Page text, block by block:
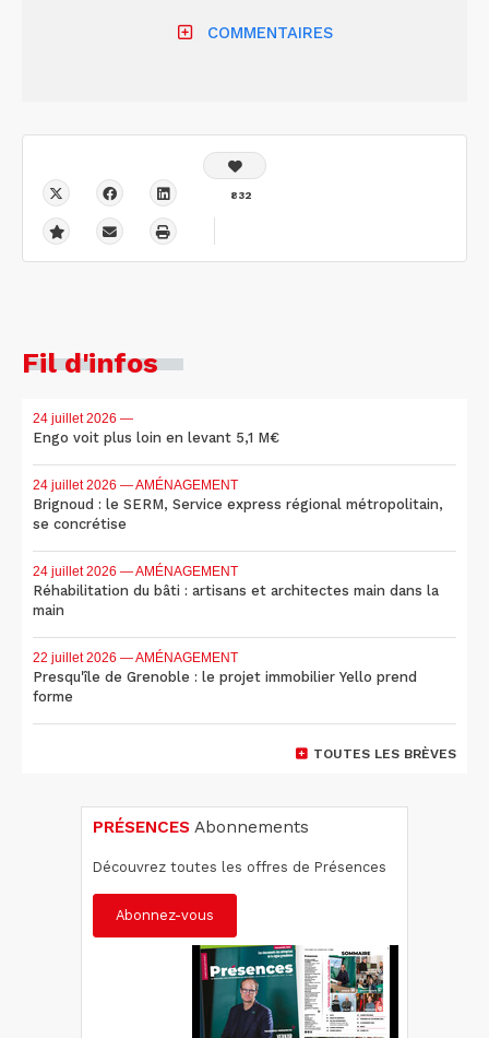
COMMENTAIRES
832
Fil d'infos
24 juillet 2026 —
Engo voit plus loin en levant 5,1 M€
24 juillet 2026 — AMÉNAGEMENT
Brignoud : le SERM, Service express régional métropolitain,
se concrétise
24 juillet 2026 — AMÉNAGEMENT
Réhabilitation du bâti : artisans et architectes main dans la
main
22 juillet 2026 — AMÉNAGEMENT
Presqu'île de Grenoble : le projet immobilier Yello prend
forme
TOUTES LES BRÈVES
PRÉSENCES Abonnements
Découvrez toutes les offres de Présences
Abonnez-vous